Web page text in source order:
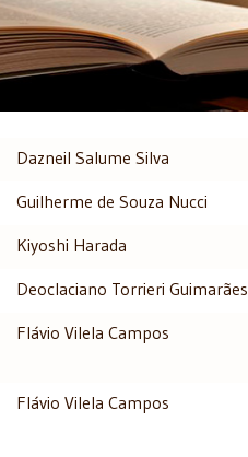
Dazneil Salume Silva
Guilherme de Souza Nucci
Kiyoshi Harada
Deoclaciano Torrieri Guimarães
Flávio Vilela Campos
Flávio Vilela Campos